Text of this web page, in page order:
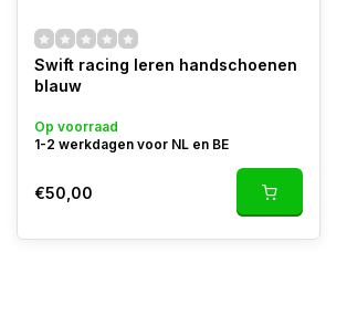
Swift racing leren handschoenen
blauw
Op voorraad
1-2 werkdagen voor NL en BE
€50,00